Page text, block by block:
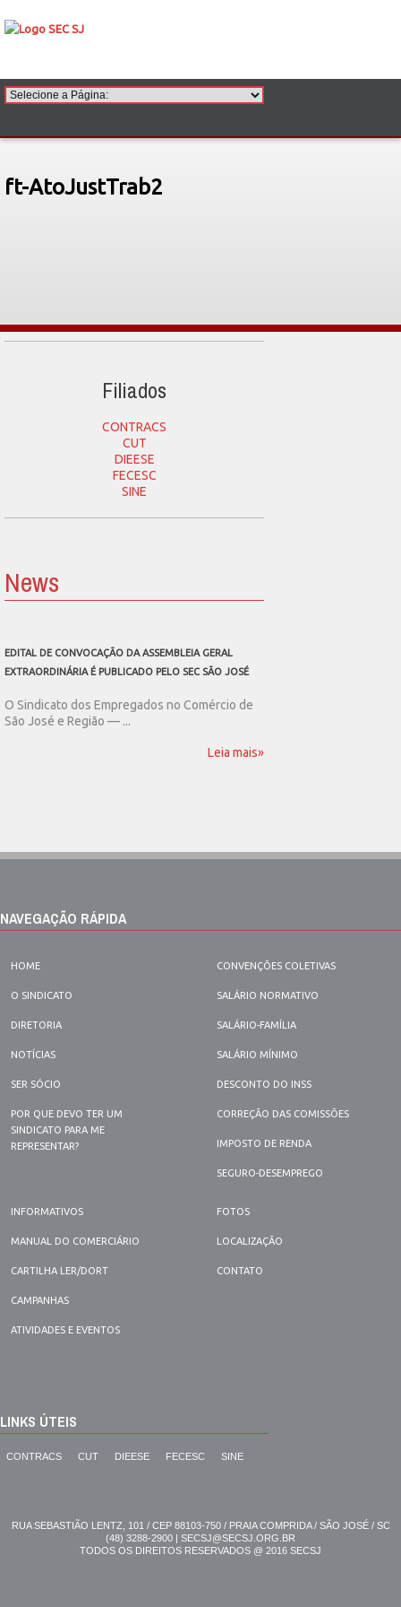
ft-AtoJustTrab2
Filiados
CONTRACS
CUT
DIEESE
FECESC
SINE
News
EDITAL DE CONVOCAÇÃO DA ASSEMBLEIA GERAL
EXTRAORDINÁRIA É PUBLICADO PELO SEC SÃO JOSÉ
O Sindicato dos Empregados no Comércio de
São José e Região — ...
Leia mais»
NAVEGAÇÃO RÁPIDA
HOME
O SINDICATO
DIRETORIA
NOTÍCIAS
SER SÓCIO
POR QUE DEVO TER UM
SINDICATO PARA ME
REPRESENTAR?
CONVENÇÕES COLETIVAS
SALÁRIO NORMATIVO
SALÁRIO-FAMÍLIA
SALÁRIO MÍNIMO
DESCONTO DO INSS
CORREÇÃO DAS COMISSÕES
IMPOSTO DE RENDA
SEGURO-DESEMPREGO
INFORMATIVOS
MANUAL DO COMERCIÁRIO
CARTILHA LER/DORT
CAMPANHAS
ATIVIDADES E EVENTOS
FOTOS
LOCALIZAÇÃO
CONTATO
LINKS ÚTEIS
CONTRACS CUT DIEESE FECESC SINE
RUA SEBASTIÃO LENTZ, 101 / CEP 88103-750 / PRAIA COMPRIDA / SÃO JOSÉ / SC
(48) 3288-2900 | SECSJ@SECSJ.ORG.BR
TODOS OS DIREITOS RESERVADOS @ 2016 SECSJ